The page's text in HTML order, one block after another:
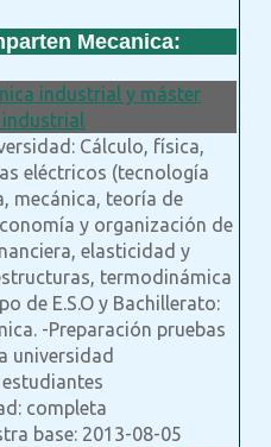
Mecanica:
industrial y máster
industrial
Cálculo, física,
eléctricos (tecnología
mecánica, teoría de
y organización de
elasticidad y
termodinámica
de E.S.O y Bachillerato:
-Preparación pruebas
universidad
estudiantes
completa
base: 2013-08-05